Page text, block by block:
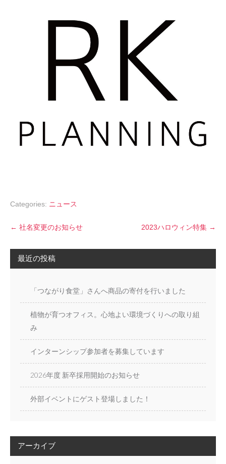
Categories: ニュース
o
n
← 社名変更のお知らせ 2023ハロウィン特集 →
最近の投稿
「つながり食堂」さんへ商品の寄付を行いました
植物が育つオフィス。心地よい環境づくりへの取り組
み
インターンシップ参加者を募集しています
2026年度 新卒採用開始のお知らせ
外部イベントにゲスト登場しました！
アーカイブ